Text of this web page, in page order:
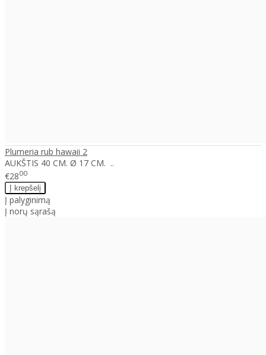
Plumeria rub hawaii 2
AUKŠTIS 40 CM. Ø 17 CM. ..
€2800
Į palyginimą
Į norų sąrašą